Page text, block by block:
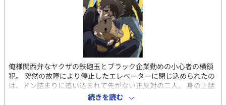
俺様関西弁なヤクザの鉄砲玉とブラック企業勤めの小心者の横領
犯。 突然の故障により停止したエレベーターに閉じ込められたの
は、ドン詰まりに追い込まれて先がない正反対の二人。 身の上話
をするうちに事態は予想外の方向に転がって……。 （コメディ／
続きを読む